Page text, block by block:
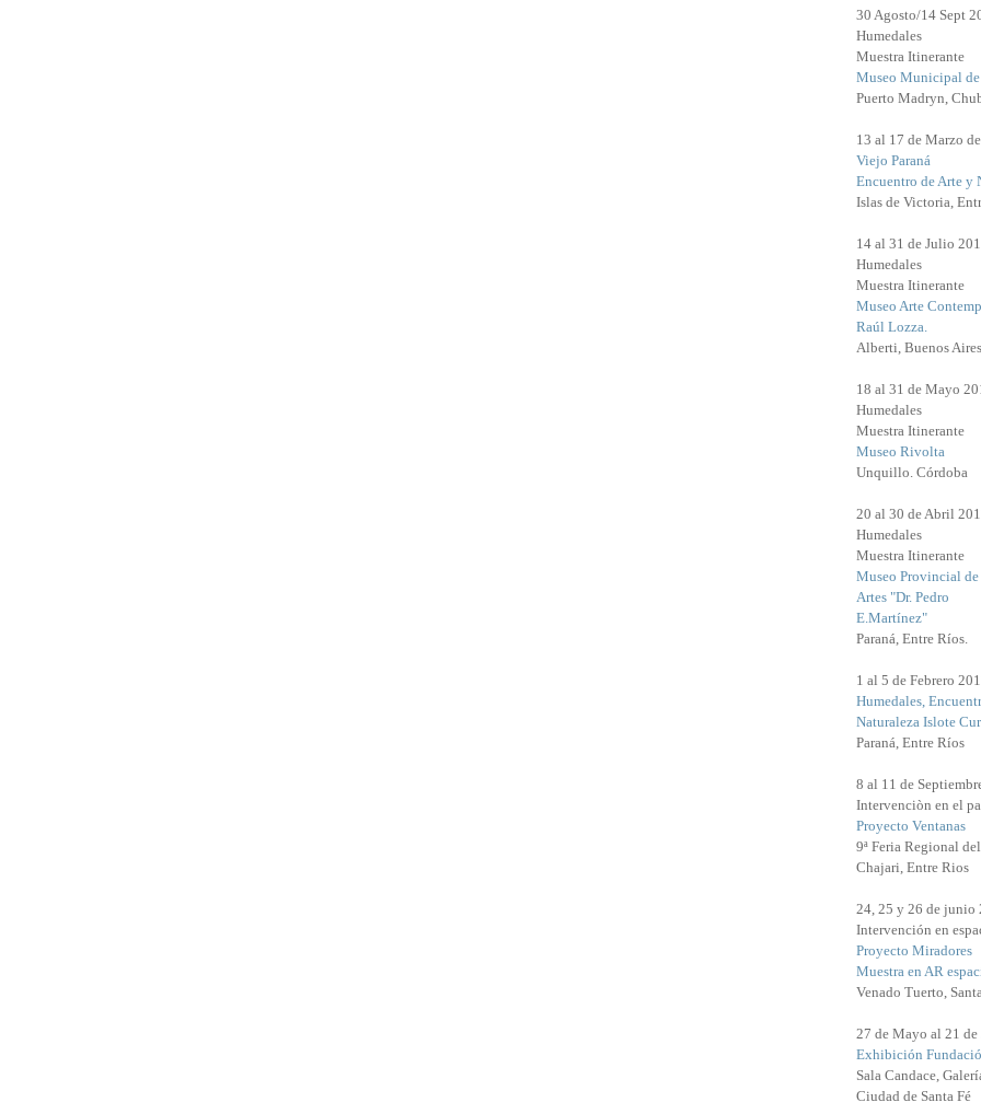
30 Agosto/14 Sept
Humedales
Muestra Itinerante
Museo Municipal
Puerto Madryn,
13 al 17 de Marzo
Viejo Paraná
Encuentro de Arte y
Islas de Victoria,
14 al 31 de Julio
Humedales
Muestra Itinerante
Museo Arte
Raúl Lozza.
Alberti, Buenos Aires.
18 al 31 de Mayo
Humedales
Muestra Itinerante
Museo Rivolta
Unquillo. Córdoba
20 al 30 de Abril
Humedales
Muestra Itinerante
Museo Provincial
Artes "Dr. Pedro
E.Martínez"
Paraná, Entre Ríos.
1 al 5 de Febrero
Humedales,
Naturaleza Islote
Paraná, Entre Ríos
8 al 11 de
Intervenciòn en el
Proyecto Ventanas
9ª Feria Regional
Chajari, Entre Rios
24, 25 y 26 de junio
Intervención en
Proyecto Miradores
Muestra en AR
Venado Tuerto,
27 de Mayo al 21 de
Exhibición
Sala Candace,
Ciudad de Santa Fé